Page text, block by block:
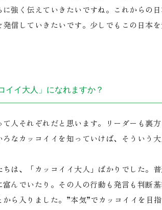
に強く伝えていきたいですね。これからの
信していきたいです。少しでもこの日本
イイ大人」になれますか？
人それぞれだと思います。リーダーも裏
ろなカッコイイを知っていけば、そういう
は、「カッコイイ大人」ばかりでした。
富んでいたり。その人の行動も発言も判断
ら入りました。”本気”でカッコイイを目